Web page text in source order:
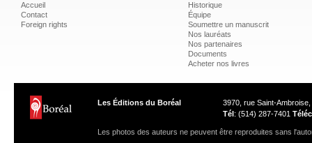
Accueil
Contact
Foreign rights
Historique
Équipe
Soumettre un manuscrit
Nos lauréats
Nos partenaires
Documents
Acheter nos livres
Les Éditions du Boréal
3970, rue Saint-
Tél: (514) 287-7401 Téléc
Les photos des auteurs ne peuvent être reproduites sans